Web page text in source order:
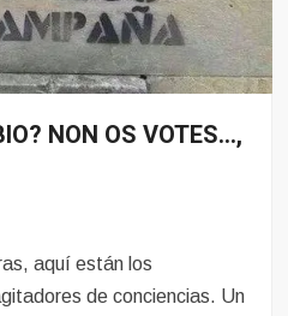
NON OS VOTES…,
aquí están los
de conciencias. Un